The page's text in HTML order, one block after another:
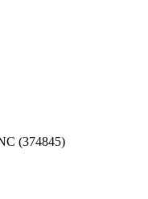
(374845)